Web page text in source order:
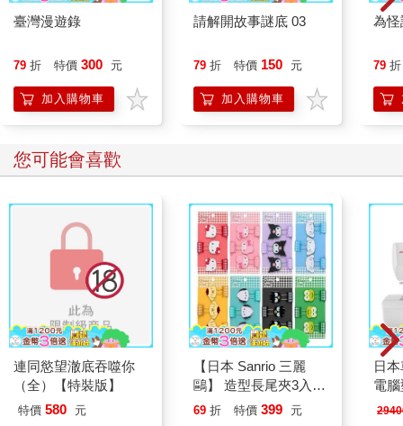
臺灣漫遊錄
79 折 特價 300 元
加入購物車
請解開故事謎底 03
79 折 特價 150 元
加入購物車
為怪
79 折
您可能會喜歡
連同慾望澈底吞噬你
（全）【特裝版】
特價 580 元
【日本 Sanrio 三麗
鷗】 造型長尾夾3入組
(8款可選) 凱蒂貓 Hello
69 折 特價 399 元
日
電